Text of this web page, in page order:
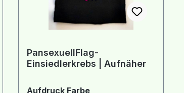
PansexuellFlag-
Einsiedlerkrebs | Aufnäher
Aufdruck Farbeauswählen